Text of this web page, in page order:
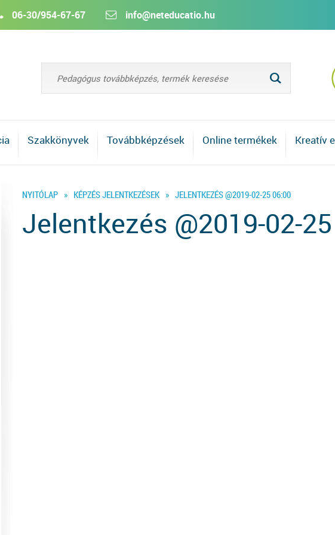
06-30/954-67-67 info@neteducatio.hu
L
Szakkönyvek Továbbképzések Online termékek Kreatív
NYITÓLAP » KÉPZÉS JELENTKEZÉSEK » JELENTKEZÉS @2019-02-25 06:00
Jelentkezés @2019-02-